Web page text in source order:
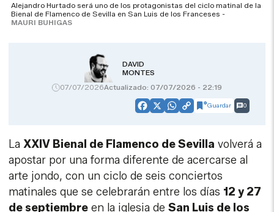
Alejandro Hurtado será uno de los protagonistas del ciclo matinal de la
Bienal de Flamenco de Sevilla en San Luis de los Franceses -
MAURI BUHIGAS
DAVID
MONTES
07/07/2026Actualizado: 07/07/2026 - 22:19
Facebook
X WhatsApp
CopyGuardar 0
LaXXIV Bienal de Flamenco de Sevilla volverá a
apostar por una forma diferente de acercarse al
arte jondo, con un ciclo de seis conciertos
matinales que se celebrarán entre los días 12 y 27
de septiembre en la iglesia deSan Luis de los